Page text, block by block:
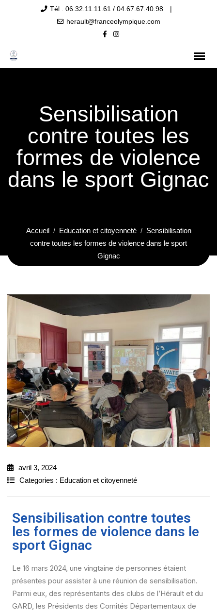
Tél : 06.32.11.11.61 / 04.67.67.40.98
herault@franceolympique.com
Sensibilisation
contre toutes les
formes de violence
dans le sport Gignac
Accueil Education et citoyenneté
Sensibilisation
contre toutes les formes de violence dans le sport
Gignac
avril 3, 2024
Categories : Education et citoyenneté
Sensibilisation contre toutes
les formes de violence dans le
sport Gignac
Le 16 mars 2024, une vingtaine de personnes étaient
présentes pour assister à une réunion de sensibilisation.
Parmi eux, des représentants des clubs de l’Hérault et du
GARD, les Présidents des Comités Départementaux de